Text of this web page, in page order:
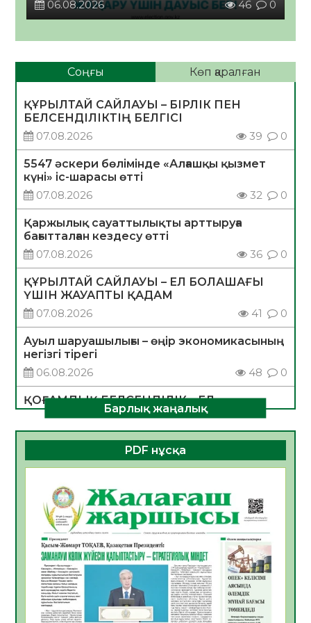
06.08.2026 46 0
Соңғы Көп қаралған
ҚҰРЫЛТАЙ САЙЛАУЫ – БІРЛІК ПЕН
БЕЛСЕНДІЛІКТІҢ БЕЛГІСІ
07.08.2026
39 0
5547 әскери бөлімінде «Алғашқы қызмет
күні» іс-шарасы өтті
07.08.2026
32 0
Қаржылық сауаттылықты арттыруға
бағытталған кездесу өтті
07.08.2026
36 0
ҚҰРЫЛТАЙ САЙЛАУЫ – ЕЛ БОЛАШАҒЫ
ҮШІН ЖАУАПТЫ ҚАДАМ
07.08.2026
41 0
Ауыл шаруашылығы – өңір экономикасының
негізгі тірегі
06.08.2026
48 0
ҚОҒАМДЫҚ БЕЛСЕНДІЛІК – ЕЛ
ДАМУЫНЫҢ НЕГІЗІ
06.08.2026
46 0
ҚҰРЫЛТАЙ САЙЛАУЫ – БОЛАШАҚҚА
06.08.2026
Инфекциялық ауруларға қарсы иммундау
жұмыстарының тиімділігі
06.08.2026
50
Көкжөтел ауруы туралы
06.08.2026
47
Барлық жаңалық
PDF нұсқа